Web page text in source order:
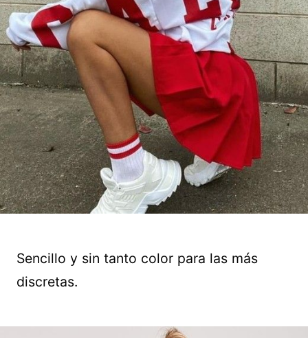
Sencillo y sin tanto color para las más
discretas.